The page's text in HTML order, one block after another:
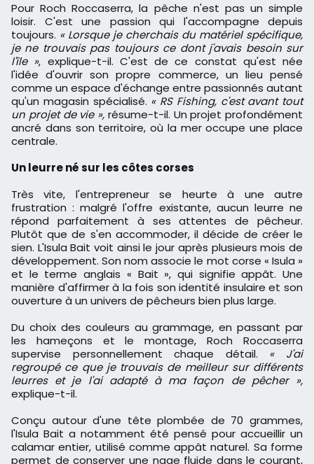
Pour Roch Roccaserra, la pêche n'est pas un simple
loisir. C'est une passion qui l'accompagne depuis
toujours. « Lorsque je cherchais du matériel spécifique,
je ne trouvais pas toujours ce dont j'avais besoin sur
l'île », explique-t-il. C'est de ce constat qu'est née
l'idée d'ouvrir son propre commerce, un lieu pensé
comme un espace d'échange entre passionnés autant
qu'un magasin spécialisé. « RS Fishing, c'est avant tout
un projet de vie », résume-t-il. Un projet profondément
ancré dans son territoire, où la mer occupe une place
centrale.
Un leurre né sur les côtes corses
Très vite, l'entrepreneur se heurte à une autre
frustration : malgré l'offre existante, aucun leurre ne
répond parfaitement à ses attentes de pêcheur.
Plutôt que de s'en accommoder, il décide de créer le
sien. L'Isula Bait voit ainsi le jour après plusieurs mois de
développement. Son nom associe le mot corse « Isula »
et le terme anglais « Bait », qui signifie appât. Une
manière d'affirmer à la fois son identité insulaire et son
ouverture à un univers de pêcheurs bien plus large.
Du choix des couleurs au grammage, en passant par
les hameçons et le montage, Roch Roccaserra
supervise personnellement chaque détail. « J'ai
regroupé ce que je trouvais de meilleur sur différents
leurres et je l'ai adapté à ma façon de pêcher »,
explique-t-il.
Conçu autour d'une tête plombée de 70 grammes,
l'Isula Bait a notamment été pensé pour accueillir un
calamar entier, utilisé comme appât naturel. Sa forme
permet de conserver une nage fluide dans le courant,